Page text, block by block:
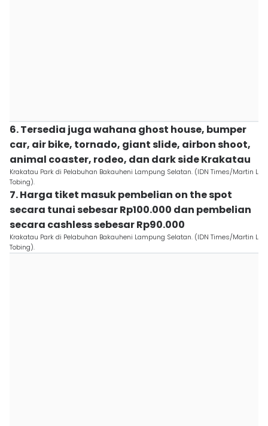
6. Tersedia juga wahana ghost house, bumper
car, air bike, tornado, giant slide, airbon shoot,
animal coaster, rodeo, dan dark side Krakatau
Krakatau Park di Pelabuhan Bakauheni Lampung Selatan. (IDN Times/Martin L
Tobing).
7. Harga tiket masuk pembelian on the spot
secara tunai sebesar Rp100.000 dan pembelian
secara cashless sebesar Rp90.000
Krakatau Park di Pelabuhan Bakauheni Lampung Selatan. (IDN Times/Martin L
Tobing).